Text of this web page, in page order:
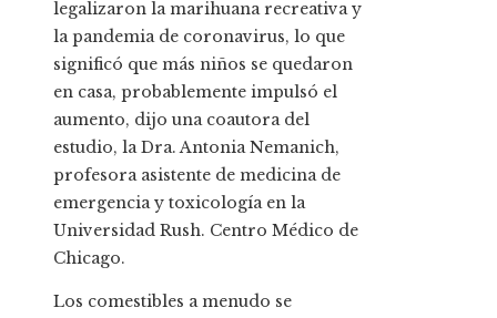
legalizaron la marihuana recreativa y
la pandemia de coronavirus, lo que
significó que más niños se quedaron
en casa, probablemente impulsó el
aumento, dijo una coautora del
estudio, la Dra. Antonia Nemanich,
profesora asistente de medicina de
emergencia y toxicología en la
Universidad Rush. Centro Médico de
Chicago.
Los comestibles a menudo se